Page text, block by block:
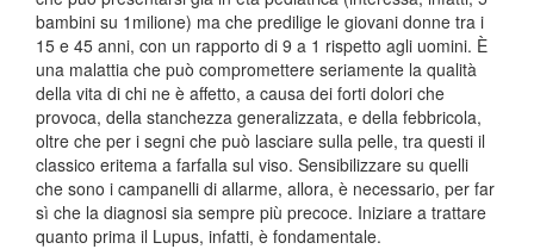
bambini su 1milione) ma che predilige le giovani donne tra i
15 e 45 anni, con un rapporto di 9 a 1 rispetto agli uomini. È
una malattia che può compromettere seriamente la qualità
della vita di chi ne è affetto, a causa dei forti dolori che
provoca, della stanchezza generalizzata, e della febbricola,
oltre che per i segni che può lasciare sulla pelle, tra questi il
classico eritema a farfalla sul viso. Sensibilizzare su quelli
che sono i campanelli di allarme, allora, è necessario, per far
sì che la diagnosi sia sempre più precoce. Iniziare a trattare
quanto prima il Lupus, infatti, è fondamentale.